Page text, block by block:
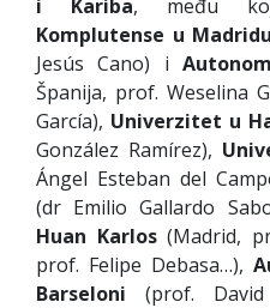
i Kariba, među
Komplutense u Madridu
Jesús Cano) i
Španija, prof. Weselina
García), Univerzitet u
González Ramírez),
Ángel Esteban del
(dr Emilio Gallardo
Huan Karlos(Madrid,
prof. Felipe Debasa…),
Barseloni (prof.